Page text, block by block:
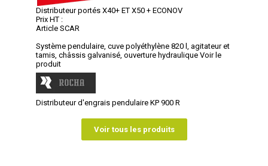
Distributeur portés X40+ ET X50 + ECONOV
Prix HT :
Article SCAR
Système pendulaire, cuve polyéthylène 820 l, agitateur et
tamis, châssis galvanisé, ouverture hydraulique Voir le
produit
Distributeur d'engrais pendulaire KP 900 R
Voir tous les produits